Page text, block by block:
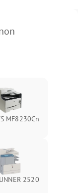
MF8230Cn
2520